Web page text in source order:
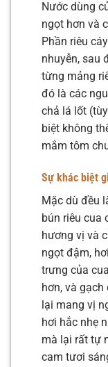
Nước dùng
ngọt hơn và
Phần riêu
nhuyễn, sau
từng mảng
đó là các
chả lá lốt
biệt không
mắm tôm
Sự khác biệt
Mặc dù đều
bún riêu cua
hương vị và
ngọt đậm,
trưng của
hơn, và gạch
lại mang vị
hơi hắc nhẹ
mà lại rất tự
cam tươi